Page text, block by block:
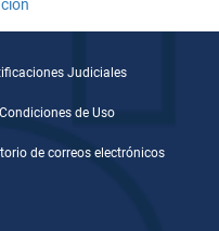
Judiciales
de Uso
de correos electrónicos